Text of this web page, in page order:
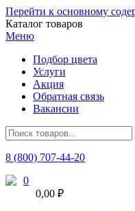
Перейти к основному
Каталог товаров
Меню
Подбор цвета
Услуги
Акция
Обратная связь
Вакансии
8 (800) 707-44-20
0
0,00 ₽